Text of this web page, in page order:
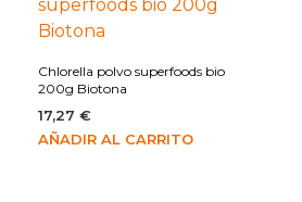
Chlorella polvo superfoods bio
200g Biotona
17,27 €
AÑADIR AL CARRITO